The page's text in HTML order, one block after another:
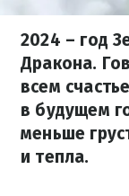
2024 – год
Дракона.
всем
в будущем
меньше
и тепла.